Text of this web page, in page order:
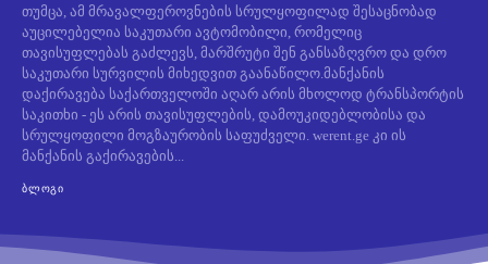
თუმცა, ამ მრავალფეროვნების სრულყოფილად შესაცნობად
აუცილებელია საკუთარი ავტომობილი, რომელიც
თავისუფლებას გაძლევს, მარშრუტი შენ განსაზღვრო და დრო
საკუთარი სურვილის მიხედვით გაანაწილო.მანქანის
დაქირავება საქართველოში აღარ არის მხოლოდ ტრანსპორტის
საკითხი - ეს არის თავისუფლების, დამოუკიდებლობისა და
სრულყოფილი მოგზაურობის საფუძველი. werent.ge კი ის
მანქანის გაქირავების...
ᲑᲚᲝᲒᲘ